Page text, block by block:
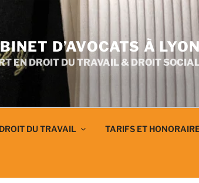
D’AVOCATS À
EN DROIT DU TRAVAIL & DROIT
DU TRAVAIL TARIFS ET